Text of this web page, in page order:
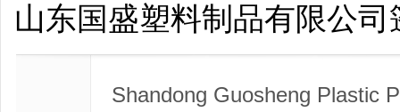
山东国盛塑料制品有限公司
Shandong Guosheng Plastic